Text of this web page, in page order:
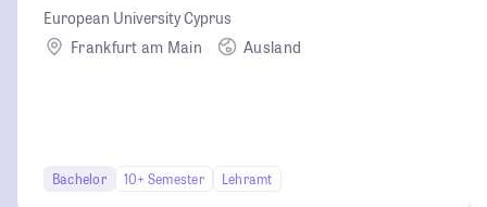
European University Cyprus
Frankfurt am Main
Ausland
Bachelor 10+ Semester Lehramt